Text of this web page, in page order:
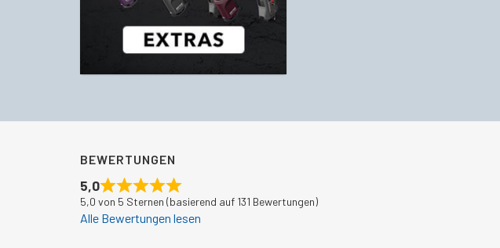
BEWERTUNGEN
5,0
5,0 von 5 Sternen (basierend auf 131 Bewertungen)
Alle Bewertungen lesen